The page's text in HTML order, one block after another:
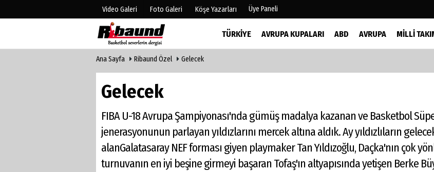
Video Galeri Foto Galeri Köşe Yazarları Üye Paneli
TÜRKIYE AVRUPA KUPALARI ABD AVRUPA MILLI
Hava Durumu
Ana Sayfa Ribaund Özel Gelecek
Gelecek
FIBA U-18 Avrupa Şampiyonası'nda gümüş madalya kazanan ve Basketbol
jenerasyonunun parlayan yıldızlarını mercek altına aldık. Ay yıldızlıların
alanGalatasaray NEF forması giyen playmaker Tan Yıldızoğlu, Daçka'nın çok
turnuvanın en iyi beşine girmeyi başaran Tofaş'ın altyapısında yetişen Berke